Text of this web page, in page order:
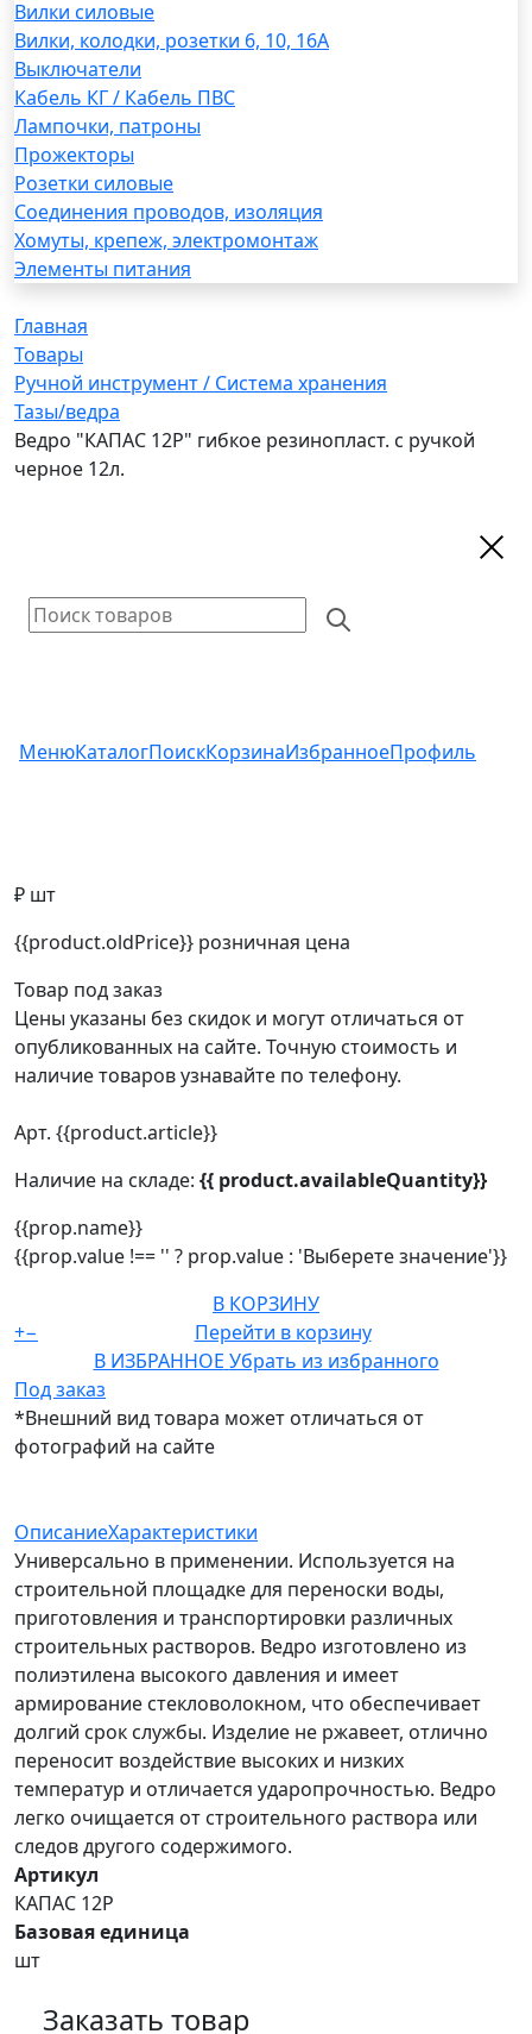
Вилки силовые
Вилки, колодки, розетки 6, 10, 16А
Выключатели
Кабель КГ / Кабель ПВС
Лампочки, патроны
Прожекторы
Розетки силовые
Соединения проводов, изоляция
Хомуты, крепеж, электромонтаж
Элементы питания
Главная
Товары
Ручной инструмент / Система хранения
Тазы/ведра
Ведро "КАПАС 12Р" гибкое резинопласт. с ручкой
черное 12л.
МенюКаталогПоискКорзинаИзбранноеПрофиль
₽ шт
{{product.oldPrice}} розничная цена
Товар под заказ
Цены указаны без скидок и могут отличаться от
опубликованных на сайте. Точную стоимость и
наличие товаров узнавайте по телефону.
Арт. {{product.article}}
Наличие на складе: {{ product.availableQuantity}}
{{prop.name}}
{{prop.value !== '' ? prop.value : 'Выберете значение'}}
В КОРЗИНУ
+−
Перейти в корзину
В ИЗБРАННОЕ Убрать из избранного
Под заказ
*Внешний вид товара может отличаться от
фотографий на сайте
ОписаниеХарактеристики
Универсально в применении. Используется на
строительной площадке для переноски воды,
приготовления и транспортировки различных
строительных растворов. Ведро изготовлено из
полиэтилена высокого давления и имеет
армирование стекловолокном, что обеспечивает
долгий срок службы. Изделие не ржавеет, отлично
переносит воздействие высоких и низких
температур и отличается ударопрочностью. Ведро
легко очищается от строительного раствора или
следов другого содержимого.
Артикул
КАПАС 12Р
Базовая единица
шт
Заказать товар